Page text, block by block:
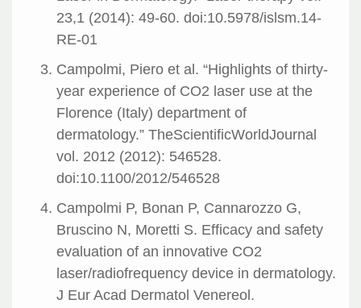
23,1 (2014): 49-60. doi:10.5978/islsm.14-
RE-01
Campolmi, Piero et al. “Highlights of thirty-
year experience of CO2 laser use at the
Florence (Italy) department of
dermatology.” TheScientificWorldJournal
vol. 2012 (2012): 546528.
doi:10.1100/2012/546528
Campolmi P, Bonan P, Cannarozzo G,
Bruscino N, Moretti S. Efficacy and safety
evaluation of an innovative CO2
laser/radiofrequency device in dermatology.
J Eur Acad Dermatol Venereol.